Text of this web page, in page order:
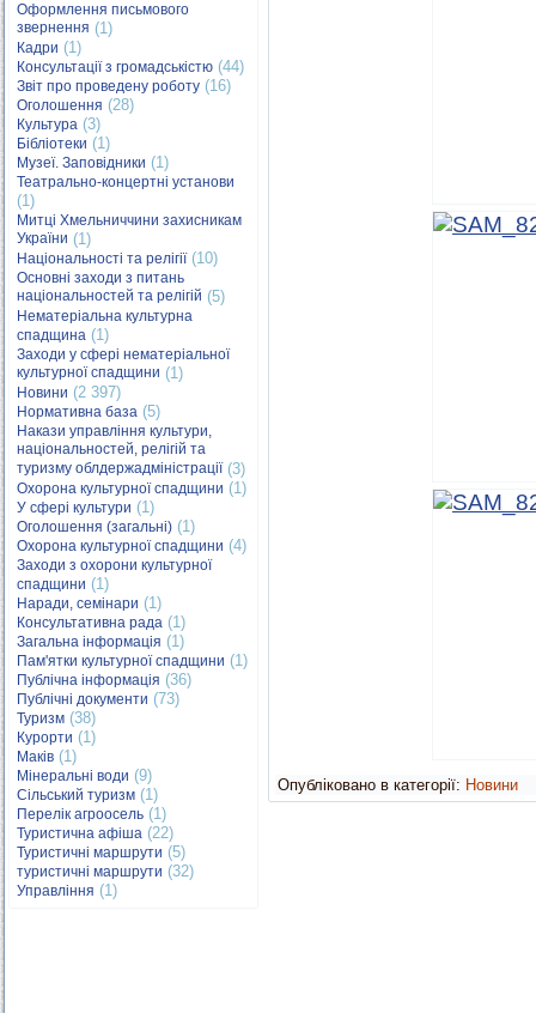
Оформлення письмового
звернення (1)
Кадри (1)
Консультації з громадськістю (44)
Звіт про проведену роботу (16)
Оголошення (28)
Культура (3)
Бібліотеки (1)
Музеї. Заповідники (1)
Театрально-концертні установи
(1)
Митці Хмельниччини захисникам
України (1)
Національності та релігії(10)
Основні заходи з питань
національностей та релігій (5)
Нематеріальна культурна
спадщина (1)
Заходи у сфері нематеріальної
культурної спадщини (1)
Новини (2 397)
Нормативна база (5)
Накази управління культури,
національностей, релігій та
туризму облдержадміністрації(3)
Охорона культурної спадщини (1)
У сфері культури (1)
Оголошення (загальні) (1)
Охорона культурної спадщини (4)
Заходи з охорони культурної
спадщини (1)
Наради, семінари (1)
Консультативна рада (1)
Загальна інформація (1)
Пам'ятки культурної спадщини (1)
Публічна інформація (36)
Публічні документи (73)
Туризм (38)
Курорти (1)
Маків (1)
Мінеральні води (9)
Сільський туризм (1)
Перелік агроосель (1)
Туристична афіша (22)
Туристичні маршрути (5)
туристичні маршрути (32)
Управління (1)
Опубліковано в категорії: Новини